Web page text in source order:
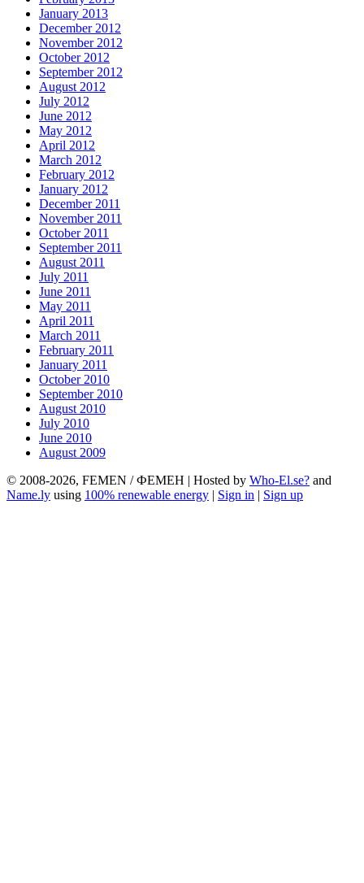
January 2013
December 2012
November 2012
October 2012
September 2012
August 2012
July 2012
June 2012
May 2012
April 2012
March 2012
February 2012
January 2012
December 2011
November 2011
October 2011
September 2011
August 2011
July 2011
June 2011
May 2011
April 2011
March 2011
February 2011
January 2011
October 2010
September 2010
August 2010
July 2010
June 2010
August 2009
© 2008-2026, FEMEN / ФЕМЕН | Hosted by Who-El.se? and
Name.ly using 100% renewable energy | Sign in | Sign up